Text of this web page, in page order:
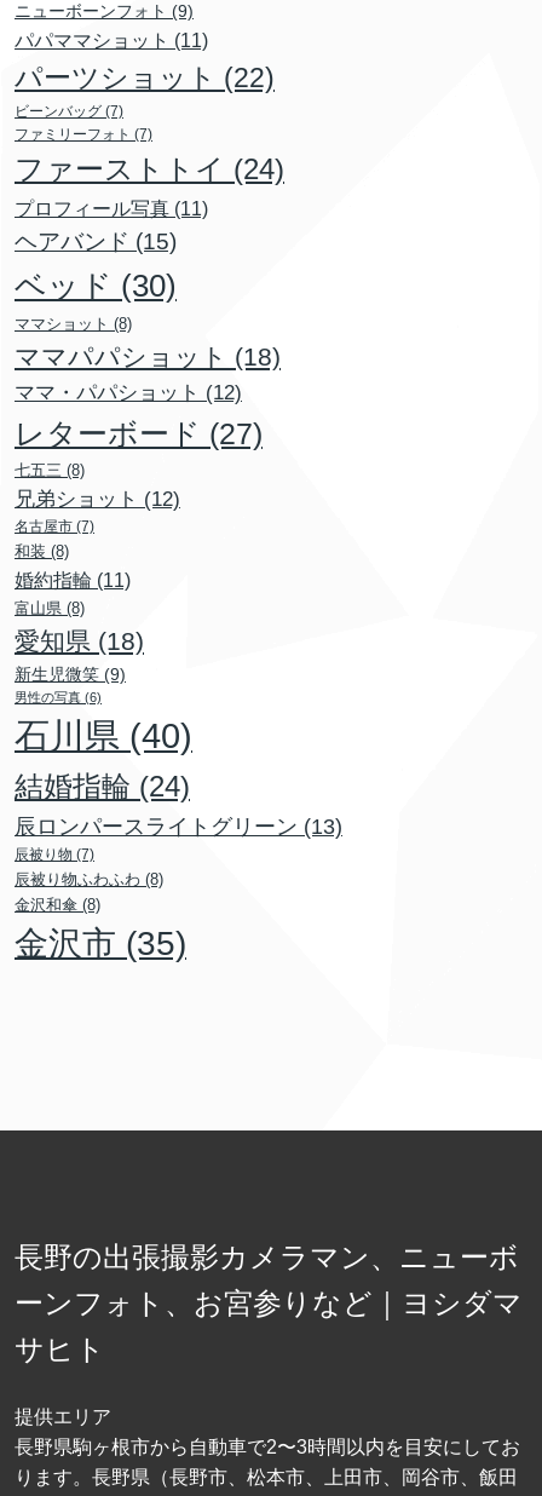
ニューボーンフォト (9)
パパママショット (11)
パーツショット (22)
ビーンバッグ (7)
ファミリーフォト (7)
ファーストトイ (24)
プロフィール写真 (11)
ヘアバンド (15)
ベッド (30)
ママショット (8)
ママパパショット (18)
ママ・パパショット (12)
レターボード (27)
七五三 (8)
兄弟ショット (12)
名古屋市 (7)
和装 (8)
婚約指輪 (11)
富山県 (8)
愛知県 (18)
新生児微笑 (9)
男性の写真 (6)
石川県 (40)
結婚指輪 (24)
辰ロンパースライトグリーン (13)
辰被り物 (7)
辰被り物ふわふわ (8)
金沢和傘 (8)
金沢市 (35)
長野の出張撮影カメラマン、ニューボ
ーンフォト、お宮参りなど｜ヨシダマ
サヒト
提供エリア
長野県駒ヶ根市から自動車で2〜3時間以内を目安にしてお
ります。長野県（長野市、松本市、上田市、岡谷市、飯田